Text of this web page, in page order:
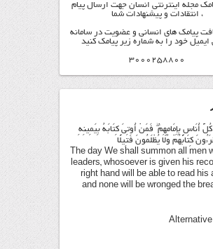
مجله اینترنتی انسان جهت ارسال پیام
، انتقادات و پیشنهادات شما
پیامک های انسانی و عضویت در سامانه
ایمیل خود را به شماره زیر پیامک کنید
3000258800
أُنَاسٍ بِإِمَامِهِمْ ۖ فَمَنْ أُوتِيَ كِتَابَهُ بِيَمِينِهِ
كِتَابَهُمْ وَلَا يُظْلَمُونَ فَتِيلًا
The day We shall summon all men
leaders, whosoever is given his
right hand will be able to read his
and none will be wronged the